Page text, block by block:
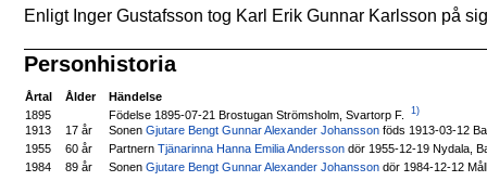
Enligt Inger Gustafsson tog Karl Erik Gunnar Karlsson på
Personhistoria
Årtal Ålder
Händelse
1895
Födelse 1895-07-21 Brostugan Strömsholm, Svartorp F. 1)
1913 17 år SonenGjutare Bengt Gunnar Alexander Johansson föds 1913-03-12
1955
60 år PartnernTjänarinna Hanna Emilia Andersson dör 1955-12-19 Nydala,
1984
89 år SonenGjutare Bengt Gunnar Alexander Johansson dör 1984-12-12